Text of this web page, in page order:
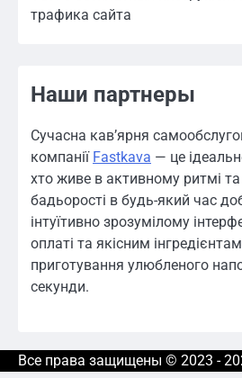
трафика сайта
Наши партнеры
Сучасна кав’ярня
компанії Fastkava — це
хто живе в активному ритмі
бадьорості в будь-який час
інтуїтивно зрозумілому
оплаті та якісним
приготування улюбленого
секунди.
Все права защищены © 2023 -